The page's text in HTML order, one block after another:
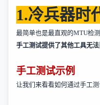
1.冷兵器时
最简单也是最直观的MTU检
手工测试提供了其他工具无
手工测试示例
让我们来看看如何通过手工